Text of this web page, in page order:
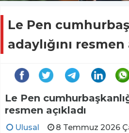
Le Pen
adaylığını resmen
Le Pen
resmen açıkladı
Ulusal 8 Temmuz 2026